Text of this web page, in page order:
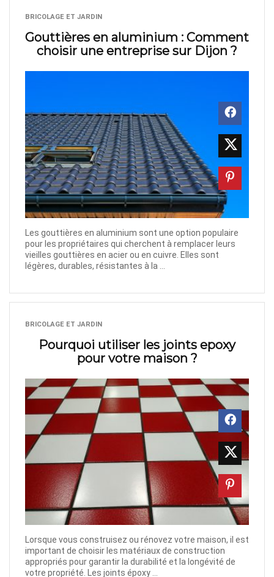
BRICOLAGE ET JARDIN
Gouttières en aluminium : Comment
choisir une entreprise sur Dijon ?
Les gouttières en aluminium sont une option populaire
pour les propriétaires qui cherchent à remplacer leurs
vieilles gouttières en acier ou en cuivre. Elles sont
légères, durables, résistantes à la ...
BRICOLAGE ET JARDIN
Pourquoi utiliser les joints epoxy
pour votre maison ?
Lorsque vous construisez ou rénovez votre maison, il est
important de choisir les matériaux de construction
appropriés pour garantir la durabilité et la longévité de
votre propriété. Les joints époxy ...